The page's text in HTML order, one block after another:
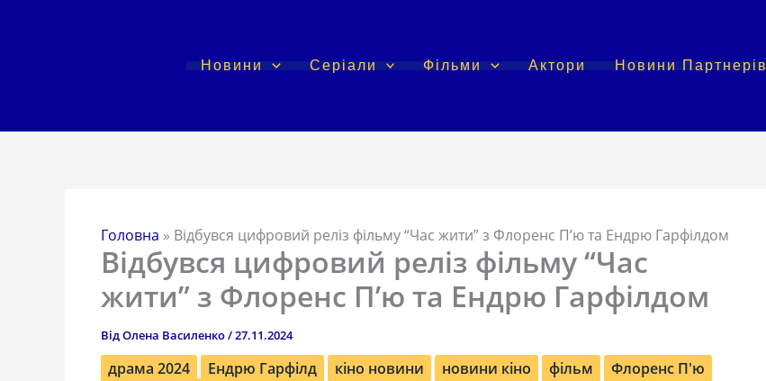
Новини Серіали Фільми Актори Новини Партнерів
Головна » Відбувся цифровий реліз фільму “Час жити” з Флоренс П’ю та Ендрю Гарфілдом
Відбувся цифровий реліз фільму “Час
жити” з Флоренс П’ю та Ендрю Гарфілдом
ВідОлена Василенко/27.11.2024
драма 2024 Ендрю Гарфілд кіно новини новини кіно фільм
Флоренс П'ю